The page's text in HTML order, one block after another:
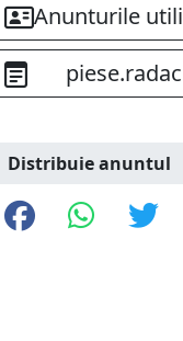
Anunturile
Distribuie anuntul